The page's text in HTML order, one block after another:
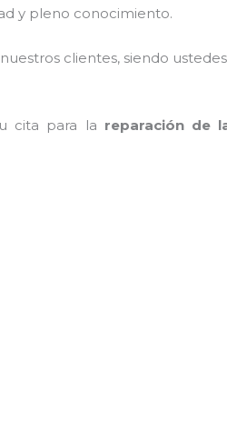
y pleno conocimiento.
clientes, siendo
cita para la reparación de